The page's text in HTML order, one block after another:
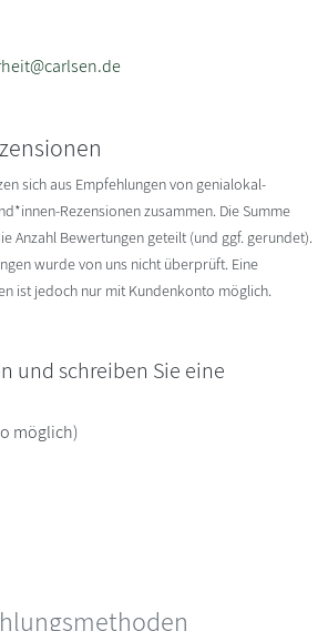
sich aus Empfehlungen von genialokal-
Rezensionen zusammen. Die Summe
Anzahl Bewertungen geteilt (und ggf. gerundet).
wurde von uns nicht überprüft. Eine
ist jedoch nur mit Kundenkonto möglich.
und schreiben Sie eine
möglich)